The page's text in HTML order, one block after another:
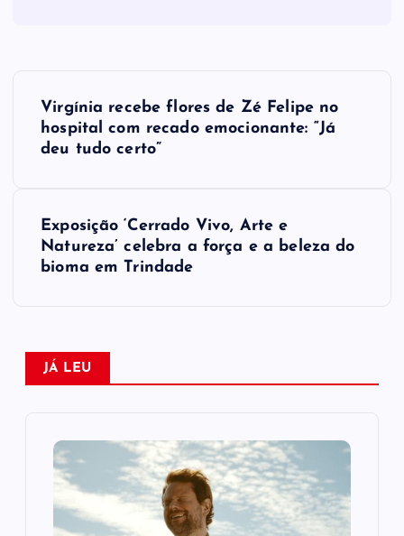
N
ç
Virgínia recebe flores de Zé Felipe no
hospital com recado emocionante: “Já
deu tudo certo”
Exposição ‘Cerrado Vivo, Arte e
Natureza’ celebra a força e a beleza do
bioma em Trindade
JÁ LEU